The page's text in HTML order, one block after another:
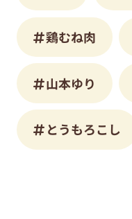
鶏むね肉
山本ゆり
とうもろこし